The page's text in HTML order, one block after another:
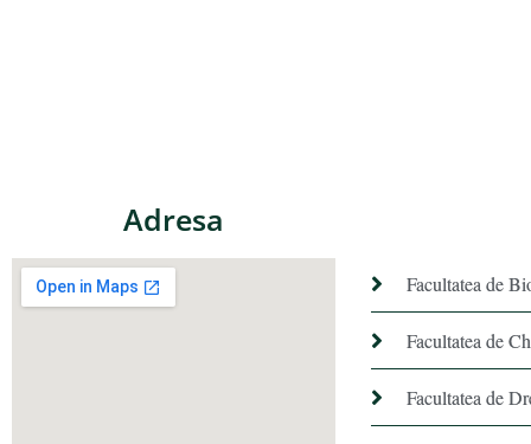
Adresa
Facultatea de
Facultatea de
Facultatea de